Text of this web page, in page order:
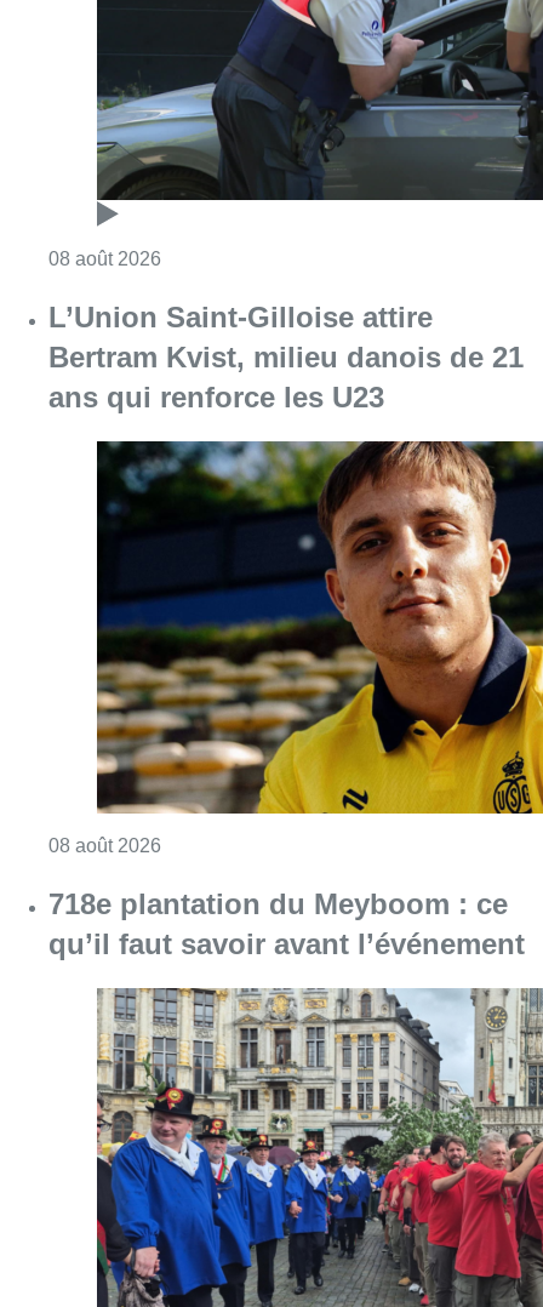
08 août 2026
L’Union Saint-Gilloise attire
Bertram Kvist, milieu danois de 21
ans qui renforce les U23
08 août 2026
718e plantation du Meyboom : ce
qu’il faut savoir avant l’événement